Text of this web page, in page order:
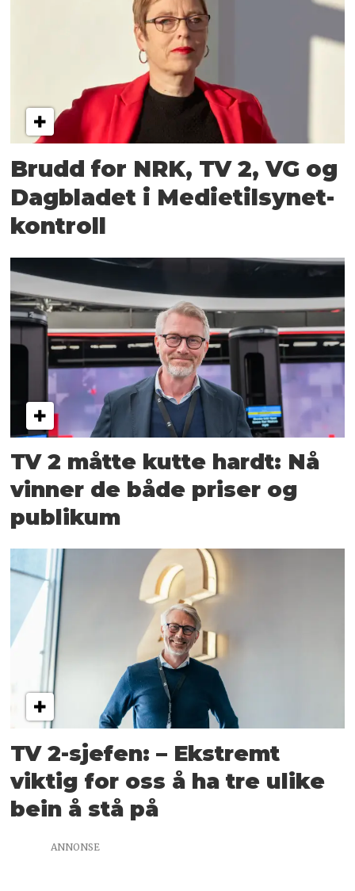
Brudd for NRK, TV 2, VG og
Dagbladet i Medietilsynet-
kontroll
TV 2 måtte kutte hardt: Nå
vinner de både priser og
publikum
TV 2-sjefen: – Ekstremt
viktig for oss å ha tre ulike
bein å stå på
ANNONSE